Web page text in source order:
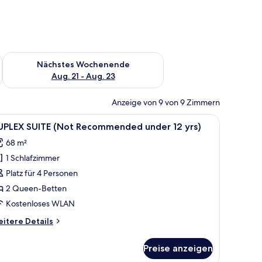
Aug. 14 - Aug. 16.
Nächstes Wochenende
Aug. 21 - Aug. 23
Überprüfe die Verfügbarkeit für nächstes Wochenende, Aug.
Anzeige von 9 von 9 Zimmern
einem Essbereich mit Holztisch und -stühlen sowie einer Couch
Ein modernes Wohnzimmer mit einem
14 SUITE (Not Recommended under 12 yrs)
68 m²
1 Schlafzimmer
Platz für 4 Personen
2 Queen-Betten
Kostenloses WLAN
Details
Preise anzeigen